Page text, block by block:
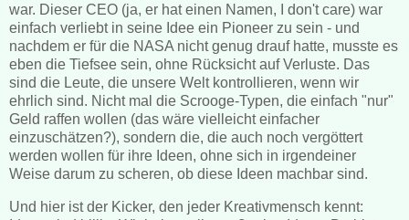
war. Dieser CEO (ja, er hat einen Namen, I don't care) war
einfach verliebt in seine Idee ein Pioneer zu sein - und
nachdem er für die NASA nicht genug drauf hatte, musste es
eben die Tiefsee sein, ohne Rücksicht auf Verluste. Das
sind die Leute, die unsere Welt kontrollieren, wenn wir
ehrlich sind. Nicht mal die Scrooge-Typen, die einfach "nur"
Geld raffen wollen (das wäre vielleicht einfacher
einzuschätzen?), sondern die, die auch noch vergöttert
werden wollen für ihre Ideen, ohne sich in irgendeiner
Weise darum zu scheren, ob diese Ideen machbar sind.
Und hier ist der Kicker, den jeder Kreativmensch kennt: